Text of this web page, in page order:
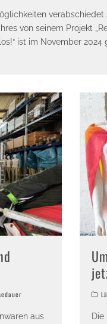
von seinem Projekt
ist im November
aus Die